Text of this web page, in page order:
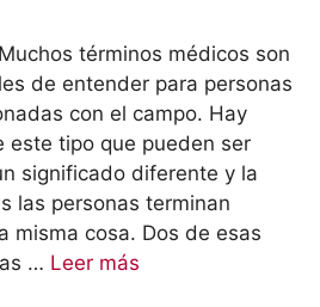
términos médicos son
de entender para personas
con el campo. Hay
este tipo que pueden ser
significado diferente y la
las personas terminan
misma cosa. Dos de esas
… Leer más